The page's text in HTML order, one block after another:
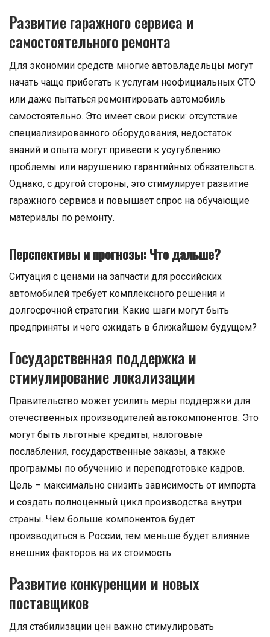
Развитие гаражного сервиса и
самостоятельного ремонта
Для экономии средств многие автовладельцы могут
начать чаще прибегать к услугам неофициальных СТО
или даже пытаться ремонтировать автомобиль
самостоятельно. Это имеет свои риски: отсутствие
специализированного оборудования, недостаток
знаний и опыта могут привести к усугублению
проблемы или нарушению гарантийных обязательств.
Однако, с другой стороны, это стимулирует развитие
гаражного сервиса и повышает спрос на обучающие
материалы по ремонту.
Перспективы и прогнозы: Что дальше?
Ситуация с ценами на запчасти для российских
автомобилей требует комплексного решения и
долгосрочной стратегии. Какие шаги могут быть
предприняты и чего ожидать в ближайшем будущем?
Государственная поддержка и
стимулирование локализации
Правительство может усилить меры поддержки для
отечественных производителей автокомпонентов. Это
могут быть льготные кредиты, налоговые
послабления, государственные заказы, а также
программы по обучению и переподготовке кадров.
Цель – максимально снизить зависимость от импорта
и создать полноценный цикл производства внутри
страны. Чем больше компонентов будет
производиться в России, тем меньше будет влияние
внешних факторов на их стоимость.
Развитие конкуренции и новых
поставщиков
Для стабилизации цен важно стимулировать